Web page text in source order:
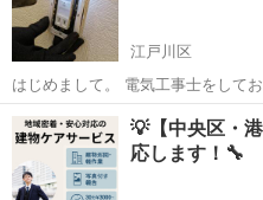
江戸川区
はじめまして。 電気工事士をしておりま
士として、店舗・住宅・マンショ
を中心に対応しております。 【対応可能な内容】 ・配線工事一式 ・
コンセント増設 ・照明器具...
東京 江戸川区 電気工事
💡【中央区・
応します！🔧